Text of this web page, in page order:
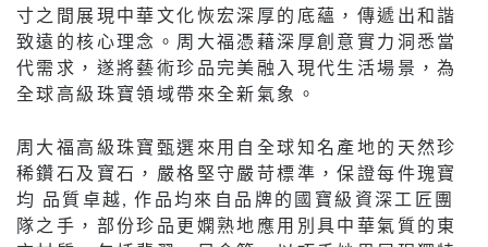
寸之間展現中華文化恢宏深厚的底蘊，傳遞出和諧
致遠的核心理念。周大福憑藉深厚創意實力洞悉當
代需求，遂將藝術珍品完美融入現代生活場景，為
全球高級珠寶領域帶來全新氣象。
周大福高級珠寶甄選來用自全球知名產地的天然珍
稀鑽石及寶石，嚴格堅守嚴苛標準，保證每件瑰寶
均 品質卓越, 作品均來自品牌的國寶級資深工匠團
隊之手，部份珍品更嫻熟地應用別具中華氣質的東